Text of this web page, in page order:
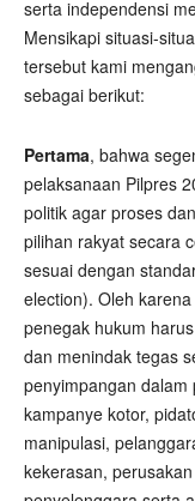
serta independensi
Mensikapi situasi-
tersebut kami
sebagai berikut:
Pertama, bahwa
pelaksanaan Pilpres
politik agar proses
pilihan rakyat secara
sesuai dengan
election). Oleh
penegak hukum
dan menindak tegas
penyimpangan dalam
kampanye kotor,
manipulasi,
kekerasan,